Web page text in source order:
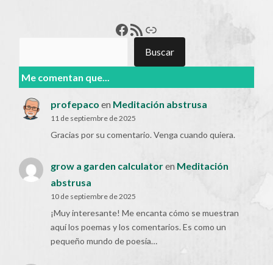
Francisco Pérez
Feed RSSEnlace
Buscar
Me comentan que...
profepaco en Meditación abstrusa
11 de septiembre de 2025
Gracias por su comentario. Venga cuando quiera.
grow a garden calculatoren Meditación
abstrusa
10 de septiembre de 2025
¡Muy interesante! Me encanta cómo se muestran
aquí los poemas y los comentarios. Es como un
pequeño mundo de poesía…